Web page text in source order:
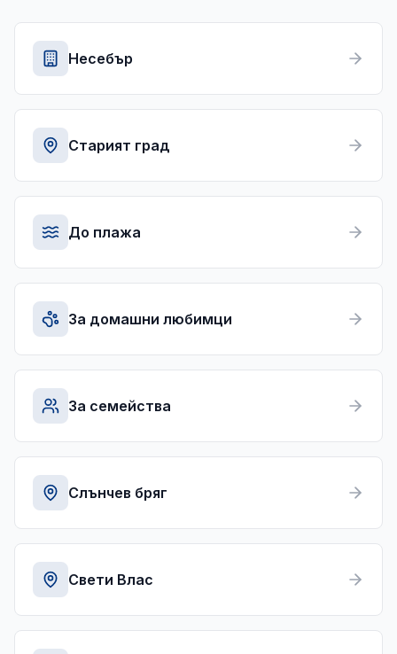
Несебър
Старият град
До плажа
За домашни любимци
За семейства
Слънчев бряг
Свети Влас